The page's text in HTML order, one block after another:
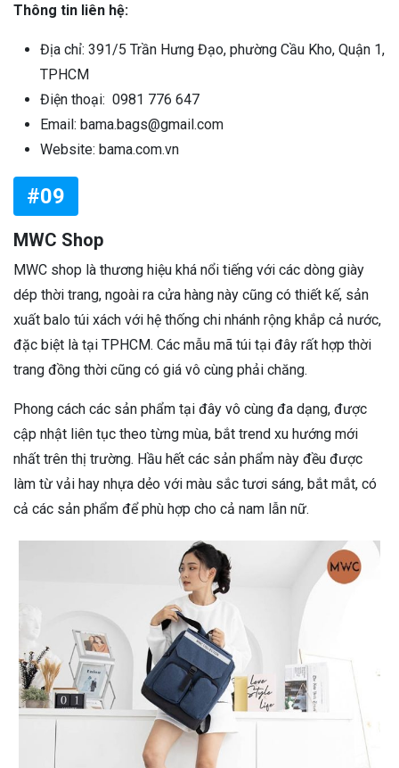
Thông tin liên hệ:
Địa chỉ: 391/5 Trần Hưng Đạo, phường Cầu Kho, Quận 1,
TPHCM
Điện thoại: 0981 776 647
Email: bama.bags@gmail.com
Website: bama.com.vn
#09
MWC Shop
MWC shop là thương hiệu khá nổi tiếng với các dòng giày
dép thời trang, ngoài ra cửa hàng này cũng có thiết kế, sản
xuất balo túi xách với hệ thống chi nhánh rộng khắp cả nước,
đặc biệt là tại TPHCM. Các mẫu mã túi tại đây rất hợp thời
trang đồng thời cũng có giá vô cùng phải chăng.
Phong cách các sản phẩm tại đây vô cùng đa dạng, được
cập nhật liên tục theo từng mùa, bắt trend xu hướng mới
nhất trên thị trường. Hầu hết các sản phẩm này đều được
làm từ vải hay nhựa dẻo với màu sắc tươi sáng, bắt mắt, có
cả các sản phẩm để phù hợp cho cả nam lẫn nữ.